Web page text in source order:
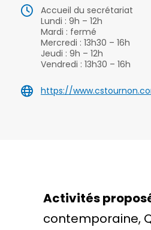
Accueil du secrétariat
Lundi : 9h – 12h
Mardi : fermé
Mercredi : 13h30 – 16h
Jeudi : 9h – 12h
Vendredi : 13h30 – 16h
https://
Activités
contemporaine,